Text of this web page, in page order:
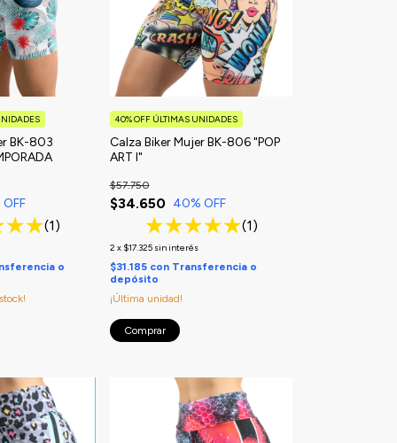
BK-803
OFF
(1)
o
Calza Biker Mujer BK-806 "POP
ART I"
$34.650
$57.750
40% OFF
(1)
2 x $17.325 sin interés
40% OFF ÚLTIMAS UNIDADES
$31.185 con Transferencia o
depósito
¡Última unidad!
Comprar